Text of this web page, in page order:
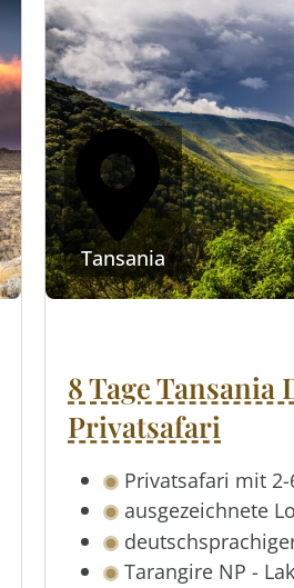
Tansania
8 Tage Tansania
Privatsafari
Privatsafari mit
ausgezeichnete
Tarangire NP -